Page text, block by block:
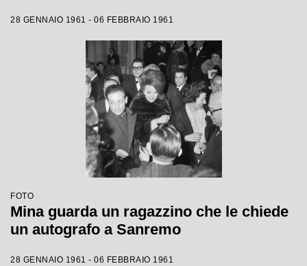
28 GENNAIO 1961 - 06 FEBBRAIO 1961
FOTO
Mina guarda un ragazzino che le chiede
un autografo a Sanremo
28 GENNAIO 1961 - 06 FEBBRAIO 1961